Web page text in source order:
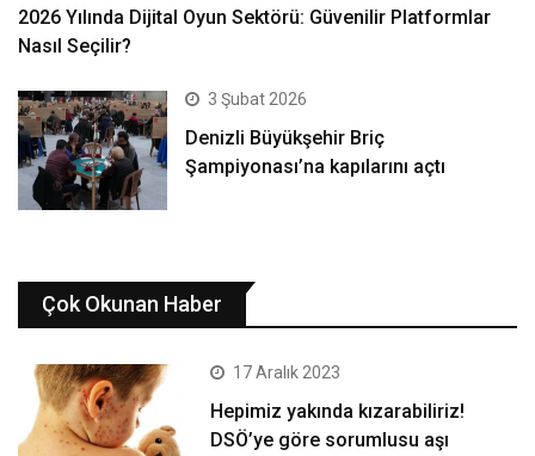
2026 Yılında Dijital Oyun Sektörü: Güvenilir Platformlar
Nasıl Seçilir?
3 Şubat 2026
Denizli Büyükşehir Briç
Şampiyonası’na kapılarını açtı
Çok Okunan Haber
17 Aralık 2023
Hepimiz yakında kızarabiliriz!
DSÖ’ye göre sorumlusu aşı